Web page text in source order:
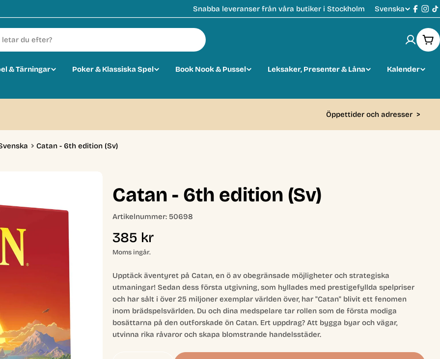
Snabba leveranser från våra butiker i Stockholm
S
k
Svenska
& Tärningar Poker & Klassiska Spel Book Nook & Pussel Leksaker, Presenter & Låna
Kalender
Öppettider och adresser >
Catan - 6th edition (Sv)
Catan - 6th edition (Sv)
Artikelnummer: 50698
Ordinarie
pris
385 kr
Moms ingår.
Upptäck äventyret på Catan, en ö av obegränsade möjligheter och strategiska
utmaningar! Sedan dess första utgivning, som hyllades med prestigefyllda spelpriser
och har sålt i över 25 miljoner exemplar världen över, har "Catan" blivit ett fenomen
inom brädspelsvärlden. Du och dina medspelare tar rollen som de första modiga
bosättarna på den outforskade ön Catan. Ert uppdrag? Att bygga byar och vägar,
utvinna rika råvaror och skapa blomstrande handelsstäder.